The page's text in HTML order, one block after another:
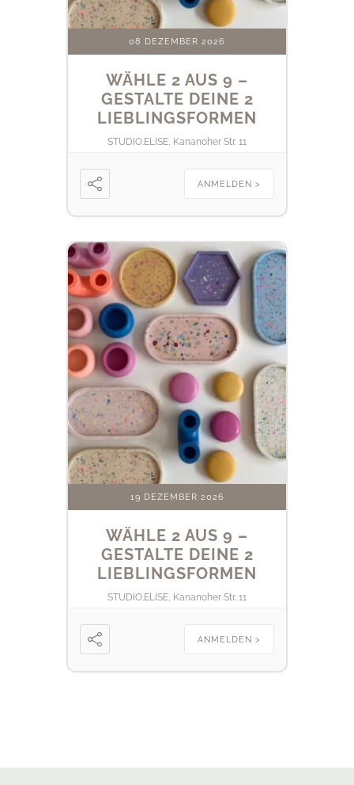
08 DEZEMBER 2026
WÄHLE 2 AUS 9 –
GESTALTE DEINE 2
LIEBLINGSFORMEN
STUDIO.ELISE, Kananoher Str. 11
ANMELDEN >
19 DEZEMBER 2026
WÄHLE 2 AUS 9 –
GESTALTE DEINE 2
LIEBLINGSFORMEN
STUDIO.ELISE, Kananoher Str. 11
ANMELDEN >